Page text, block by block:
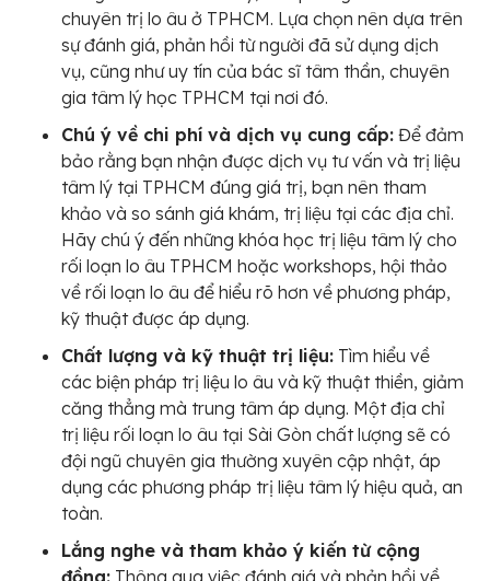
chuyên trị lo âu ở TPHCM. Lựa chọn nên dựa trên
sự đánh giá, phản hồi từ người đã sử dụng dịch
vụ, cũng như uy tín của bác sĩ tâm thần, chuyên
gia tâm lý học TPHCM tại nơi đó.
Chú ý về chi phí và dịch vụ cung cấp: Để đảm
bảo rằng bạn nhận được dịch vụ tư vấn và trị liệu
tâm lý tại TPHCM đúng giá trị, bạn nên tham
khảo và so sánh giá khám, trị liệu tại các địa chỉ.
Hãy chú ý đến những khóa học trị liệu tâm lý cho
rối loạn lo âu TPHCM hoặc workshops, hội thảo
về rối loạn lo âu để hiểu rõ hơn về phương pháp,
kỹ thuật được áp dụng.
Chất lượng và kỹ thuật trị liệu: Tìm hiểu về
các biện pháp trị liệu lo âu và kỹ thuật thiền, giảm
căng thẳng mà trung tâm áp dụng. Một địa chỉ
trị liệu rối loạn lo âu tại Sài Gòn chất lượng sẽ có
đội ngũ chuyên gia thường xuyên cập nhật, áp
dụng các phương pháp trị liệu tâm lý hiệu quả, an
toàn.
Lắng nghe và tham khảo ý kiến từ cộng
đồng: Thông qua việc đánh giá và phản hồi về